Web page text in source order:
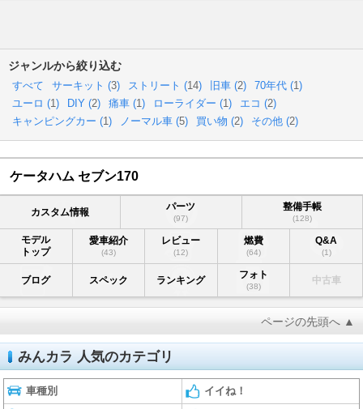
ジャンルから絞り込む
すべて サーキット (3) ストリート (14) 旧車 (2) 70年代 (1)
ユーロ (1) DIY (2) 痛車 (1) ローライダー (1) エコ (2)
キャンピングカー (1) ノーマル車 (5) 買い物 (2) その他 (2)
ケータハム セブン170
カスタム情報 パーツ
(97)
整備手帳
(128)
モデル
トップ
愛車紹介
(43)
レビュー
(12)
燃費
(64)
Q&A
(1)
ブログ スペック ランキング フォト
(38)
中古車
ページの先頭へ ▲
みんカラ 人気のカテゴリ
車種別 イイね！